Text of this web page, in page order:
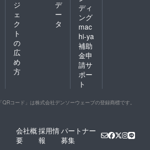
ジ
ェ
ク
ト
の
広
め
方
デ
ー
タ
ディ
ング
mac
hi-ya
補助
金申
請サ
ポー
ト
「QRコード」は株式会社デンソーウェーブの登録商標です。
会社概
要
採用情
報
パートナー
募集